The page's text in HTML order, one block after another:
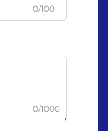
0/100
0/1000